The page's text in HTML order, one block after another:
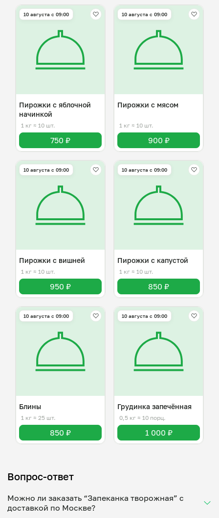
10 августа с 09:00
Пирожки с яблочной
начинкой
1 кг ≈ 10 шт.
750 ₽
10 августа с 09:00
Пирожки с мясом
1 кг ≈ 10 шт.
900 ₽
10 августа с 09:00
Пирожки с вишней
1 кг ≈ 10 шт.
950 ₽
10 августа с 09:00
Пирожки с капустой
1 кг ≈ 10 шт.
850 ₽
10 августа с 09:00
Блины
1 кг ≈ 25 шт.
850 ₽
10 августа с 09:00
Грудинка запечённая
0,5 кг ≈ 10 порц.
1 000 ₽
Вопрос-ответ
Можно ли заказать “Запеканка творожная” с
доставкой по Москве?